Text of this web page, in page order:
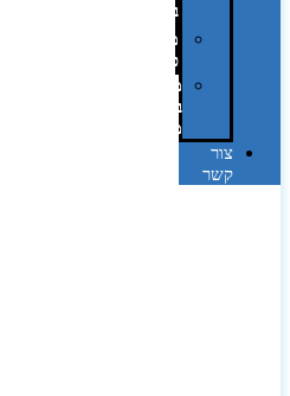
בלייזר
מהו
פנטון?
מיתוג
באמצעות
מדבקות
צור
קשר